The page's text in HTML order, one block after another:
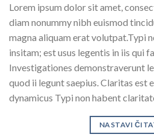
Lorem ipsum dolor sit amet,
diam nonummy nibh euismod
magna aliquam erat volutpat.Typi
insitam; est usus legentis in iis qui
Investigationes demonstraverunt
quod ii legunt saepius. Claritas est
dynamicus Typi non habent
NASTAVI